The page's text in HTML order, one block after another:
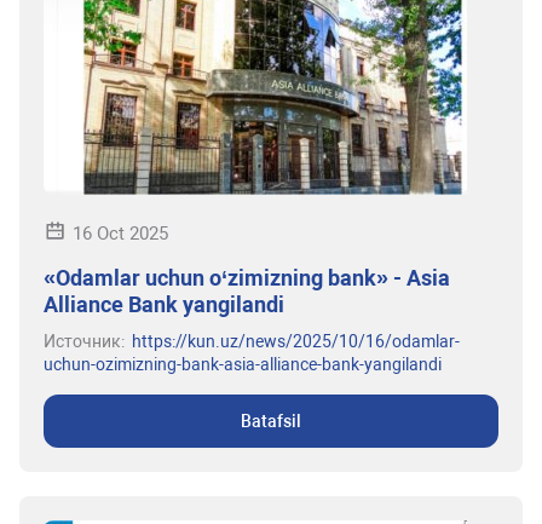
16 Oct 2025
«Odamlar uchun o‘zimizning bank» - Asia
Alliance Bank yangilandi
Источник: https://kun.uz/news/2025/10/16/odamlar-
uchun-ozimizning-bank-asia-alliance-bank-yangilandi
Batafsil